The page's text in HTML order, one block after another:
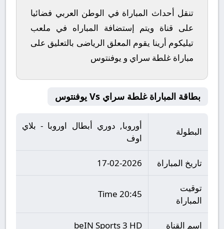
تنقل أحداث المباراة في الوطن العربي فضائيا
على قناة ويتم إستضافة المباراه في ملعب
تيليكوم أرينا يقوم المعلق الرياضى بالتعليق على
مباراة غلطة سراي و يوفنتوس
بطاقة المباراة غلطة سراي Vs يوفنتوس
البطولة
أوروبا, دوري أبطال اوروبا - بلاي
اوف
تاريخ المباراة 17-02-2026
توقيت
المباراة
20:45 Time
اسم القناة beIN Sports 3 HD